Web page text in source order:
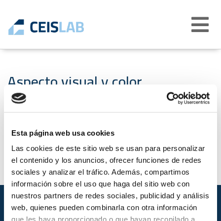
Esta página web usa cookies
Las cookies de este sitio web se usan para personalizar
el contenido y los anuncios, ofrecer funciones de redes
sociales y analizar el tráfico. Además, compartimos
información sobre el uso que haga del sitio web con
nuestros partners de redes sociales, publicidad y análisis
web, quienes pueden combinarla con otra información
Abrir
menú
Aspecto visual y color
23-11-2021